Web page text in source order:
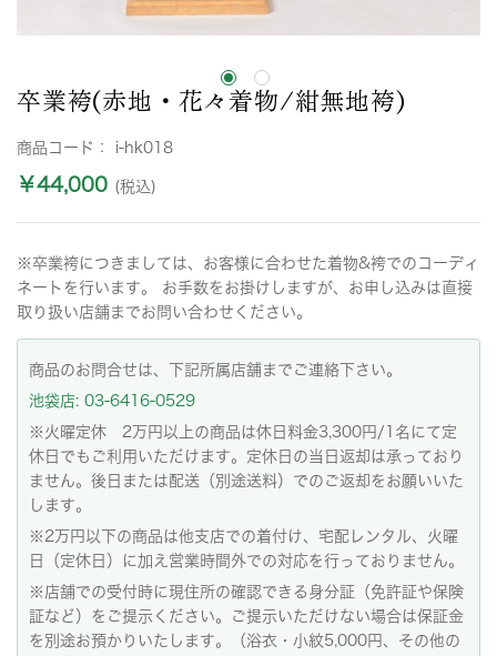
卒業袴(赤地・花々着物/紺無地袴)
商品コード： i-hk018
￥44,000 (税込)
※卒業袴につきましては、お客様に合わせた着物&袴でのコーディ
ネートを行います。 お手数をお掛けしますが、お申し込みは直接
取り扱い店舗までお問い合わせください。
商品のお問合せは、下記所属店舗までご連絡下さい。
池袋店: 03-6416-0529
※火曜定休 2万円以上の商品は休日料金3,300円/1名にて定
休日でもご利用いただけます。定休日の当日返却は承っており
ません。後日または配送（別途送料）でのご返却をお願いいた
します。
※2万円以下の商品は他支店での着付け、宅配レンタル、火曜
日（定休日）に加え営業時間外での対応を行っておりません。
※店舗での受付時に現住所の確認できる身分証（免許証や保険
証など）をご提示ください。ご提示いただけない場合は保証金
を別途お預かりいたします。（浴衣・小紋5,000円、その他の